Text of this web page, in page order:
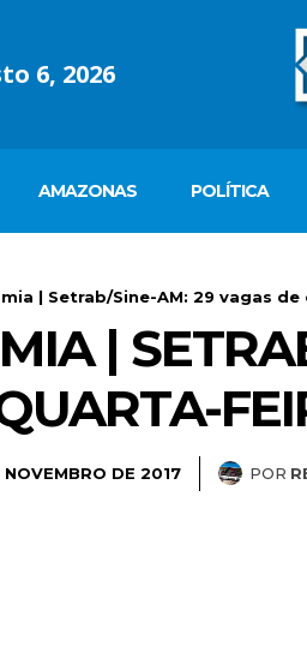
6, 2026
AMAZONAS POLÍTICA
| Setrab/Sine-AM: 29 vagas
|
DE 2017 POR